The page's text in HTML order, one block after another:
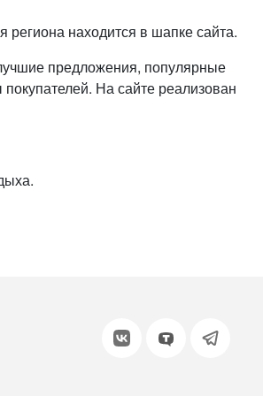
региона находится в шапке сайта.
предложения, популярные
На сайте реализован